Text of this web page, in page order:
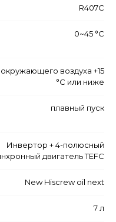
R407C
0~45 °C
окружающего воздуха +15
°C или ниже
плавный пуск
Инвертор + 4-полюсный
двигатель TEFC
New Hiscrew oil next
7 л